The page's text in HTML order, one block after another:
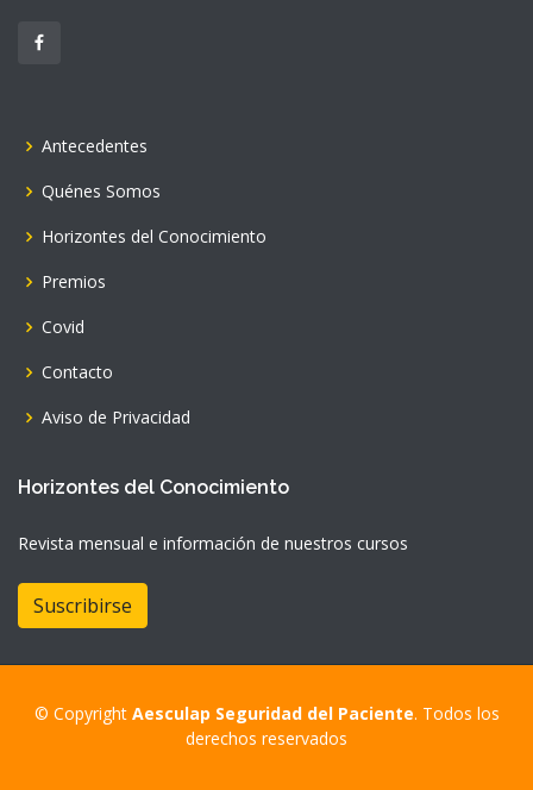
Antecedentes
Quénes Somos
Horizontes del Conocimiento
Premios
Covid
Contacto
Aviso de Privacidad
Horizontes del Conocimiento
Revista mensual e información de nuestros cursos
Suscribirse
© Copyright Aesculap Seguridad del Paciente. Todos los
derechos reservados